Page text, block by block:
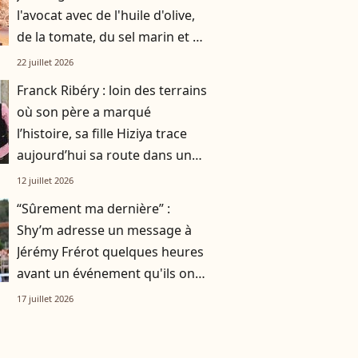
l'avocat avec de l'huile d'olive,
de la tomate, du sel marin et un
smoothie"
22 juillet 2026
Franck Ribéry : loin des terrains
où son père a marqué
l’histoire, sa fille Hiziya trace
aujourd’hui sa route dans un
tout autre univers
12 juillet 2026
“Sûrement ma dernière” :
Shy’m adresse un message à
Jérémy Frérot quelques heures
avant un événement qu'ils ont
vécu ensemble
17 juillet 2026